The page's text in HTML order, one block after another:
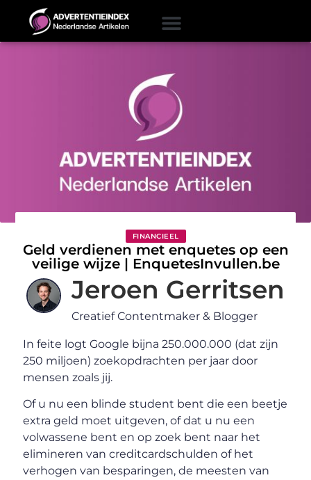
FINANCIEEL
Geld verdienen met enquetes op een
veilige wijze | EnquetesInvullen.be
Jeroen Gerritsen
Creatief Contentmaker & Blogger
In feite logt Google bijna 250.000.000 (dat zijn
250 miljoen) zoekopdrachten per jaar door
mensen zoals jij.
Of u nu een blinde student bent die een beetje
extra geld moet uitgeven, of dat u nu een
volwassene bent en op zoek bent naar het
elimineren van creditcardschulden of het
verhogen van besparingen, de meesten van